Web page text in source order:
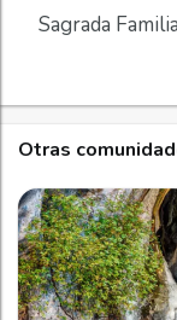
Sagrada
Otras